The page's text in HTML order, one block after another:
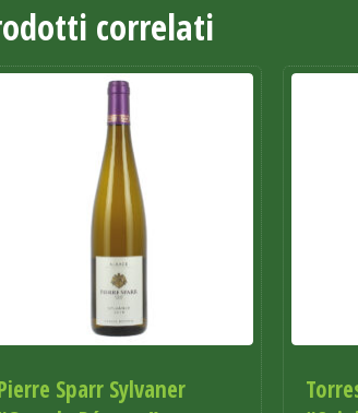
correlati
Sparr Sylvaner